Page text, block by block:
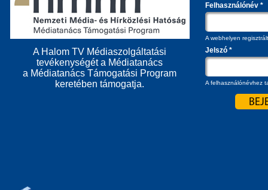
Felhasználónév *
A webhelyen
Jelszó *
A felhasználónévhez
A Halom TV Médiaszolgáltatási
tevékenységét a Médiatanács
a Médiatanács Támogatási Program
keretében támogatja.